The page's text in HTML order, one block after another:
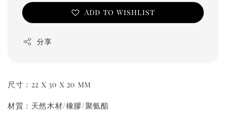
Add to wishlist
分享
尺寸：22 x 30 x 20 mm
材質：天然木材/橡膠/聚氨酯